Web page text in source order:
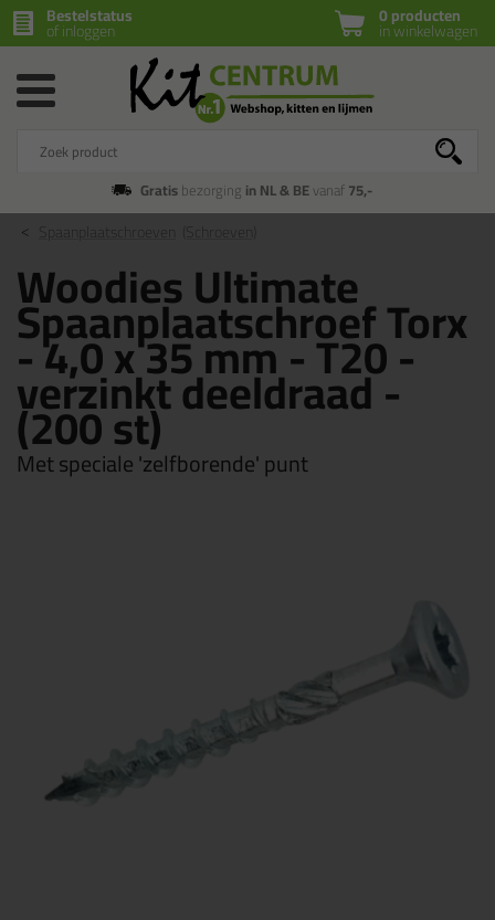
0 producten
in winkelwagen
Bestelstatus
of inloggen
Gratisbezorging in NL & BEvanaf75,-
Woodies Ultimate
Spaanplaatschroef Torx
- 4,0 x 35 mm - T20 -
verzinkt deeldraad -
(200 st)
Met speciale 'zelfborende' punt